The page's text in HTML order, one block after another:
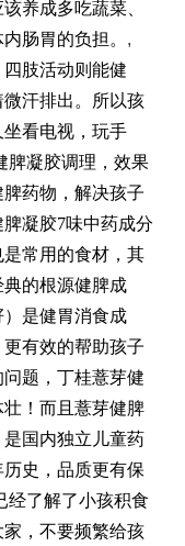
养成多吃蔬菜、
肠胃的负担。 ,
肢活动则能健
汗排出。所以孩
看电视，玩手
脾凝胶调理，效果
药物，解决孩子
凝胶7味中药成分
常用的食材，其
的根源健脾成
是健胃消食成
有效的帮助孩子
题，丁桂薏芽健
！而且薏芽健脾
国内独立儿童药
史，品质更有保
经了解了小孩积食
，不要频繁给孩